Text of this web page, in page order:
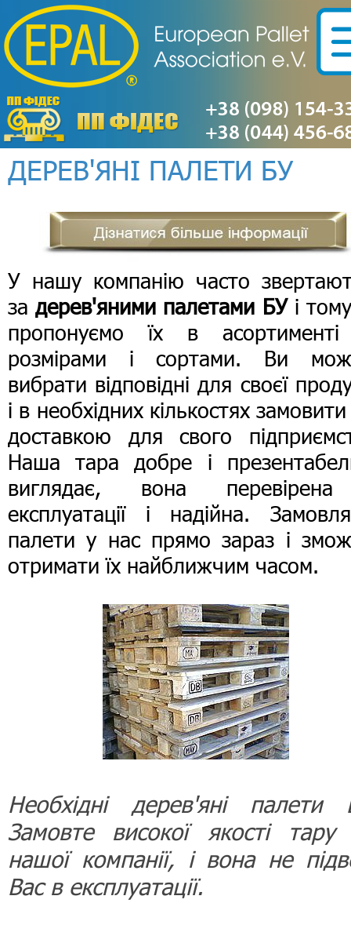
ДЕРЕВ'ЯНІ ПАЛЕТИ БУ
У нашу компанію часто
задерев'яними палетами БУі
пропонуємо їх в
розмірами і сортами. Ви
вибрати відповідні для своєї
і в необхідних кількостях замовити
доставкою для свого
Наша тара добре і
виглядає, вона
експлуатації і надійна.
палети у нас прямо зараз і
отримати їх найближчим часом.
Необхідні дерев'яні палети
Замовте високої якості тару
нашої компанії, і вона не
Вас в експлуатації.